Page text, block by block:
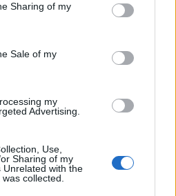
Sharing of my
Sale of my
my
Advertising.
Use,
Sharing of my
Unrelated with the
collected.